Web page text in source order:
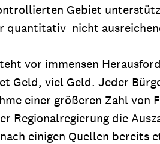
Gebiet
nicht
vor immensen
Geld, viel Geld. Jeder
einer größeren Zahl
Regionalregierung die
einigen Quellen bereits